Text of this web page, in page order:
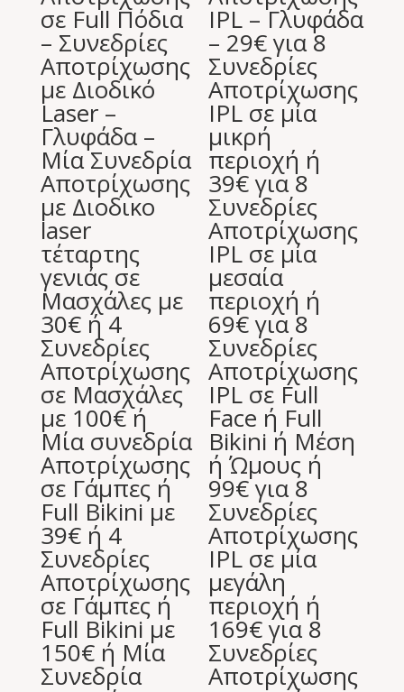
σε Full Πόδια
– Συνεδρίες
Αποτρίχωσης
με Διοδικό
Laser –
Γλυφάδα –
Μία Συνεδρία
Αποτρίχωσης
με Διοδικο
laser
τέταρτης
γενιάς σε
Μασχάλες με
30€ ή 4
Συνεδρίες
Αποτρίχωσης
σε Μασχάλες
με 100€ ή
Μία συνεδρία
Αποτρίχωσης
σε Γάμπες ή
Full Bikini με
39€ ή 4
Συνεδρίες
Αποτρίχωσης
σε Γάμπες ή
Full Bikini με
150€ ή Μία
Συνεδρία
IPL – Γλυφάδα
– 29€ για 8
Συνεδρίες
Αποτρίχωσης
IPL σε μία
μικρή
περιοχή ή
39€ για 8
Συνεδρίες
Αποτρίχωσης
IPL σε μία
μεσαία
περιοχή ή
69€ για 8
Συνεδρίες
Αποτρίχωσης
IPL σε Full
Face ή Full
Bikini ή Μέση
ή Ώμους ή
99€ για 8
Συνεδρίες
Αποτρίχωσης
IPL σε μία
μεγάλη
περιοχή ή
169€ για 8
Συνεδρίες
Αποτρίχωσης